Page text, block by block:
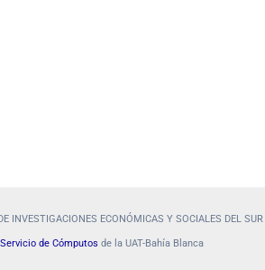
INVESTIGACIONES ECONÓMICAS Y SOCIALES DEL SUR
Servicio de Cómputos de la UAT-Bahía Blanca